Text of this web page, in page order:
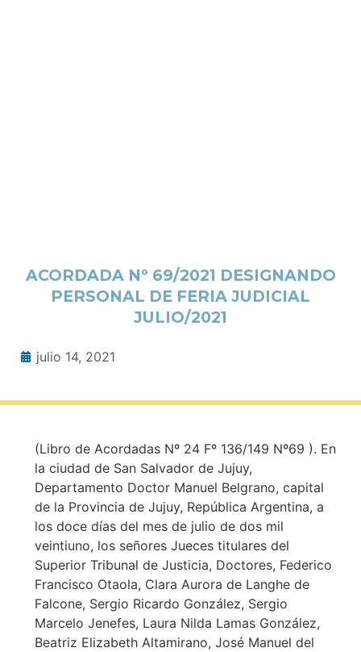
ACORDADA Nº 69/2021 DESIGNANDO
PERSONAL DE FERIA JUDICIAL
JULIO/2021
julio 14, 2021
(Libro de Acordadas Nº 24 Fº 136/149 Nº69 ). En
la ciudad de San Salvador de Jujuy,
Departamento Doctor Manuel Belgrano, capital
de la Provincia de Jujuy, República Argentina, a
los doce días del mes de julio de dos mil
veintiuno, los señores Jueces titulares del
Superior Tribunal de Justicia, Doctores, Federico
Francisco Otaola, Clara Aurora de Langhe de
Falcone, Sergio Ricardo González, Sergio
Marcelo Jenefes, Laura Nilda Lamas González,
Beatriz Elizabeth Altamirano, José Manuel del